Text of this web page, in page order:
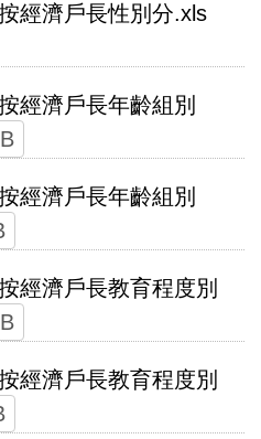
經濟戶長性別分.xls
經濟戶長年齡組別
經濟戶長年齡組別
經濟戶長教育程度別
經濟戶長教育程度別